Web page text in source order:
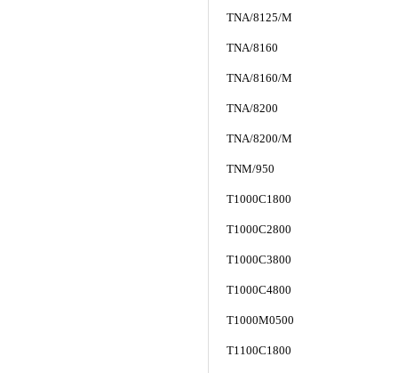
TNA/8125/M
TNA/8160
TNA/8160/M
TNA/8200
TNA/8200/M
TNM/950
T1000C1800
T1000C2800
T1000C3800
T1000C4800
T1000M0500
T1100C1800